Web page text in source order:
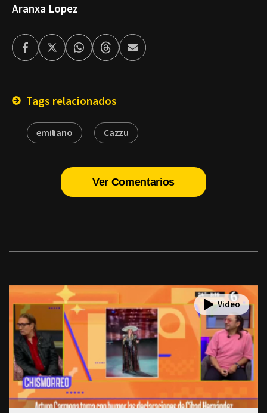
Aranxa Lopez
FacebookTwitterWhatsappThreadsEnviar
por
Tags relacionados
emiliano Cazzu
Ver Comentarios